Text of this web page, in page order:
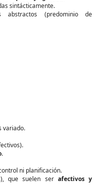
sintácticamente.
abstractos (predominio de
variado.
.
ni planificación.
que suelen ser afectivos y